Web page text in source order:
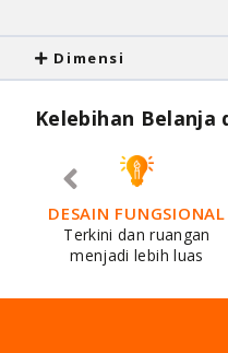
Dimensi
Kelebihan Belanja
DESAIN FUNGSIONAL
Terkini dan ruangan
menjadi lebih luas